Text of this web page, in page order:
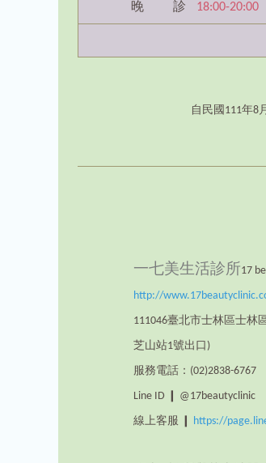
晚 診 18:00-20:00
自民國111年8
一七美生活診所17
http://
111046臺北市士林區士林
芝山站1號出口)
服務電話：(02)2838-6767
Line ID ❙ @17beautyclinic
線上客服 ❙ https://